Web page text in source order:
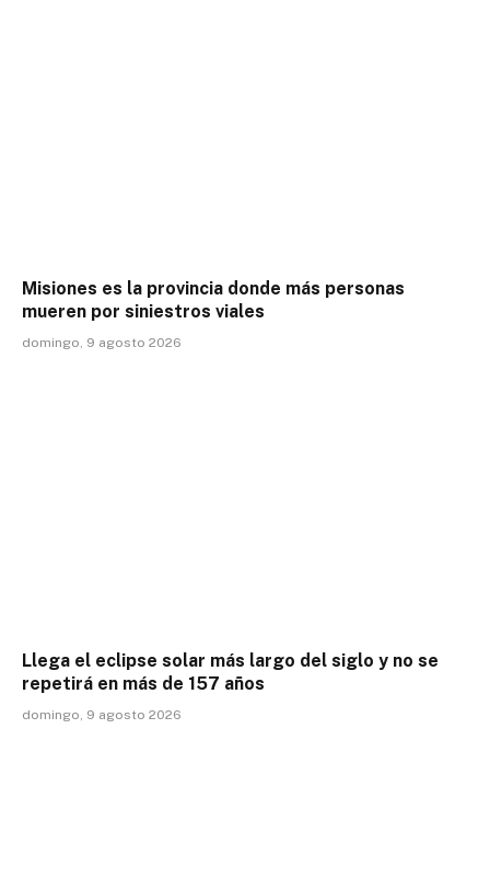
Misiones es la provincia donde más personas
mueren por siniestros viales
domingo, 9 agosto 2026
Llega el eclipse solar más largo del siglo y no se
repetirá en más de 157 años
domingo, 9 agosto 2026